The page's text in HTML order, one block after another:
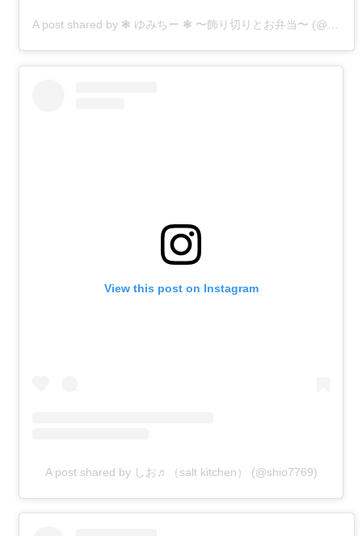
A post shared by ❃ ゆみちー ❃ 〜飾り切りとお弁当〜 (@kobo0212)
View this post on Instagram
A post shared by しお♬（salt kitchen） (@shio7769)